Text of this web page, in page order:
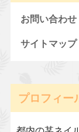
お問い合わせ
サイトマップ
プロフィー